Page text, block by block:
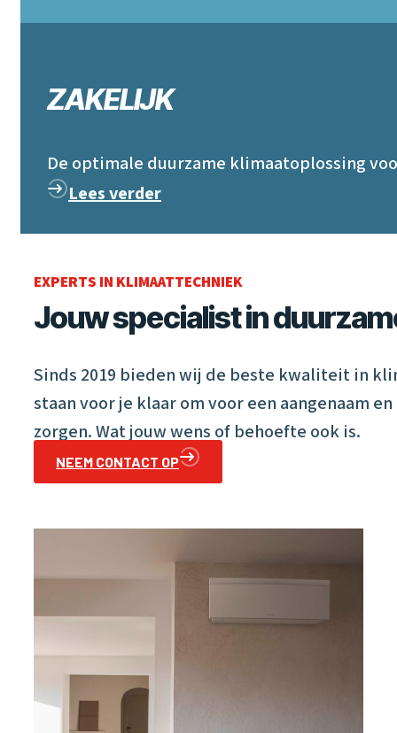
ZAKELIJK
De optimale duurzame klimaatoplossing
Lees verder
EXPERTS IN KLIMAATTECHNIEK
Jouw specialist in
Sinds 2019 bieden wij de beste kwaliteit in
staan voor je klaar om voor een aangenaam
zorgen. Wat jouw wens of behoefte ook is.
NEEM CONTACT OP